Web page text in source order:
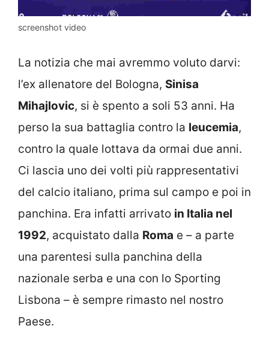
screenshot video
La notizia che mai avremmo voluto darvi:
l’ex allenatore del Bologna, Sinisa
Mihajlovic, si è spento a soli 53 anni. Ha
perso la sua battaglia contro la leucemia,
contro la quale lottava da ormai due anni.
Ci lascia uno dei volti più rappresentativi
del calcio italiano, prima sul campo e poi in
panchina. Era infatti arrivato in Italia nel
1992, acquistato dalla Roma e – a parte
una parentesi sulla panchina della
nazionale serba e una con lo Sporting
Lisbona – è sempre rimasto nel nostro
Paese.